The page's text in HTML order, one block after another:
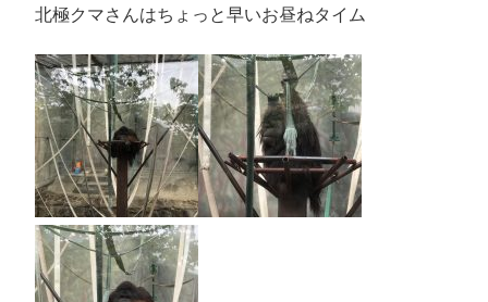
北極クマさんはちょっと早いお昼ねタイム